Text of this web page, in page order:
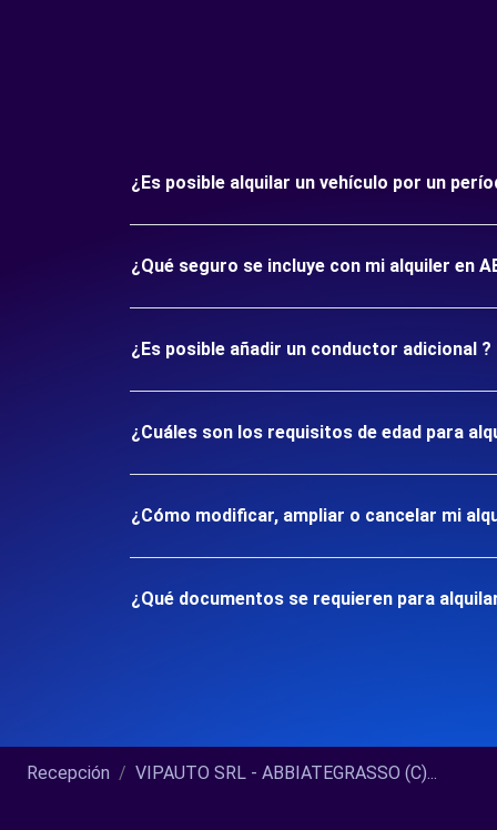
¿Es posible alquilar un vehículo por un
¿Qué seguro se incluye con mi alquiler en
¿Es posible añadir un conductor adicional ?
¿Cuáles son los requisitos de edad para
¿Cómo modificar, ampliar o cancelar mi
¿Qué documentos se requieren para
Recepción VIPAUTO SRL - ABBIATEGRASSO (C)...